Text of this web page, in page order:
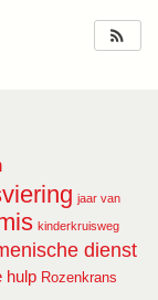
jaar van
kinderkruisweg
dienst
hulp Rozenkrans